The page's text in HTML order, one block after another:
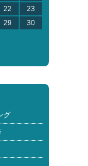
22
23
29
30
グ